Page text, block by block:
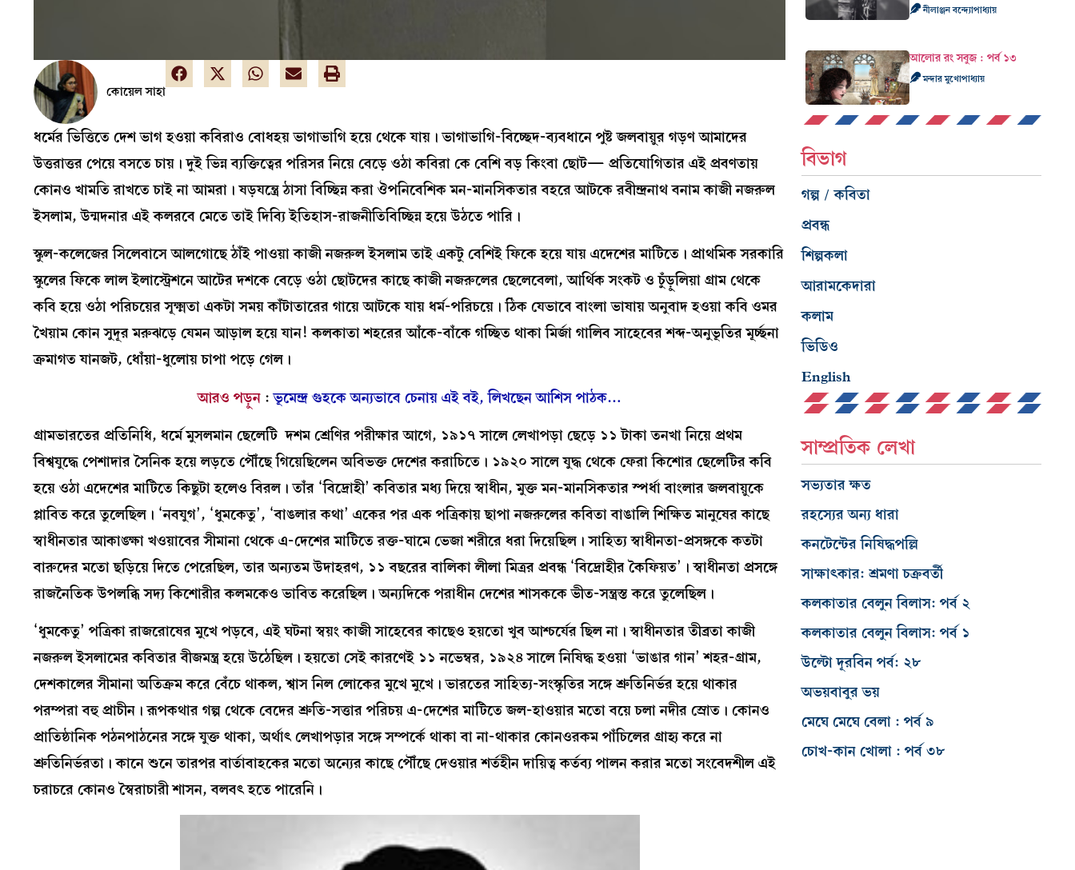
কোয়েল সাহা
ধর্মের ভিত্তিতে দেশ ভাগ হওয়া কবিরাও বোধহয় ভাগাভাগি হয়ে থেকে যায়। ভাগাভাগি-বিচ্ছেদ-ব্যবধানে পুষ্ট জলবায়ুর গড়ণ আমাদের
উত্তরাত্তর পেয়ে বসতে চায়। দুই ভিন্ন ব্যক্তিত্বের পরিসর নিয়ে বেড়ে ওঠা কবিরা কে বেশি বড় কিংবা ছোট— প্রতিযোগিতার এই প্রবণতায়
কোনও খামতি রাখতে চাই না আমরা। ষড়যন্ত্রে ঠাসা বিচ্ছিন্ন করা ঔপনিবেশিক মন-মানসিকতার বহরে আটকে রবীন্দ্রনাথ বনাম কাজী নজরুল
ইসলাম, উন্মদনার এই কলরবে মেতে তাই দিব্যি ইতিহাস-রাজনীতিবিচ্ছিন্ন হয়ে উঠতে পারি।
স্কুল-কলেজের সিলেবাসে আলগোছে ঠাঁই পাওয়া কাজী নজরুল ইসলাম তাই একটু বেশিই ফিকে হয়ে যায় এদেশের মাটিতে। প্রাথমিক সরকারি
স্কুলের ফিকে লাল ইলাস্ট্রেশনে আটের দশকে বেড়ে ওঠা ছোটদের কাছে কাজী নজরুলের ছেলেবেলা, আর্থিক সংকট ও চুঁড়ুলিয়া গ্রাম থেকে
কবি হয়ে ওঠা পরিচয়ের সূক্ষ্মতা একটা সময় কাঁটাতারের গায়ে আটকে যায় ধর্ম-পরিচয়ে। ঠিক যেভাবে বাংলা ভাষায় অনুবাদ হওয়া কবি ওমর
খৈয়াম কোন সুদূর মরুঝড়ে যেমন আড়াল হয়ে যান! কলকাতা শহরের আঁকে-বাঁকে গচ্ছিত থাকা মির্জা গালিব সাহেবের শব্দ-অনুভূতির মূর্চ্ছনা
ক্রমাগত যানজট, ধোঁয়া-ধুলোয় চাপা পড়ে গেল।
আরও পড়ুন :ভূমেন্দ্র গুহকে অন্যভাবে চেনায় এই বই, লিখছেন আশিস পাঠক…
গ্রামভারতের প্রতিনিধি, ধর্মে মুসলমান ছেলেটি দশম শ্রেণির পরীক্ষার আগে, ১৯১৭ সালে লেখাপড়া ছেড়ে ১১ টাকা তনখা নিয়ে প্রথম
বিশ্বযুদ্ধে পেশাদার সৈনিক হয়ে লড়তে পৌঁছে গিয়েছিলেন অবিভক্ত দেশের করাচিতে। ১৯২০ সালে যুদ্ধ থেকে ফেরা কিশোর ছেলেটির কবি
হয়ে ওঠা এদেশের মাটিতে কিছুটা হলেও বিরল। তাঁর ‘বিদ্রোহী’ কবিতার মধ্য দিয়ে স্বাধীন, মুক্ত মন-মানসিকতার স্পর্ধা বাংলার জলবায়ুকে
প্লাবিত করে তুলেছিল। ‘নবযুগ’, ‘ধুমকেতু’, ‘বাঙলার কথা’ একের পর এক পত্রিকায় ছাপা নজরুলের কবিতা বাঙালি শিক্ষিত মানুষের কাছে
স্বাধীনতার আকাঙ্ক্ষা খওয়াবের সীমানা থেকে এ-দেশের মাটিতে রক্ত-ঘামে ভেজা শরীরে ধরা দিয়েছিল। সাহিত্য স্বাধীনতা-প্রসঙ্গকে কতটা
বারুদের মতো ছড়িয়ে দিতে পেরেছিল, তার অন্যতম উদাহরণ, ১১ বছরের বালিকা লীলা মিত্রর প্রবন্ধ ‘বিদ্রোহীর কৈফিয়ত’। স্বাধীনতা প্রসঙ্গে
রাজনৈতিক উপলব্ধি সদ্য কিশোরীর কলমকেও ভাবিত করেছিল। অন্যদিকে পরাধীন দেশের শাসককে ভীত-সন্ত্রস্ত করে তুলেছিল।
‘ধুমকেতু’ পত্রিকা রাজরোষের মুখে পড়বে, এই ঘটনা স্বয়ং কাজী সাহেবের কাছেও হয়তো খুব আশ্চর্যের ছিল না। স্বাধীনতার তীব্রতা কাজী
নজরুল ইসলামের কবিতার বীজমন্ত্র হয়ে উঠেছিল। হয়তো সেই কারণেই ১১ নভেম্বর, ১৯২৪ সালে নিষিদ্ধ হওয়া ‘ভাঙার গান’ শহর-গ্রাম,
দেশকালের সীমানা অতিক্রম করে বেঁচে থাকল, শ্বাস নিল লোকের মুখে মুখে। ভারতের সাহিত্য-সংস্কৃতির সঙ্গে শ্রুতিনির্ভর হয়ে থাকার
পরম্পরা বহু প্রাচীন। রূপকথার গল্প থেকে বেদের শ্রুতি-সত্তার পরিচয় এ-দেশের মাটিতে জল-হাওয়ার মতো বয়ে চলা নদীর স্রোত। কোনও
প্রাতিষ্ঠানিক পঠনপাঠনের সঙ্গে যুক্ত থাকা, অর্থাৎ লেখাপড়ার সঙ্গে সম্পর্কে থাকা বা না-থাকার কোনওরকম পাঁচিলের গ্রাহ্য করে না
শ্রুতিনির্ভরতা। কানে শুনে তারপর বার্তাবাহকের মতো অন্যের কাছে পৌঁছে দেওয়ার শর্তহীন দায়িত্ব কর্তব্য পালন করার মতো সংবেদশীল এই
চরাচরে কোনও স্বৈরাচারী শাসন, বলবৎ হতে পারেনি।
নীলাঞ্জন বন্দ্যোপাধ্যায়
আলোর রং সবুজ : পর্ব ১৩
মন্দার মুখোপাধ্যায়
বিভাগ
গল্প / কবিতা
প্রবন্ধ
শিল্পকলা
আরামকেদারা
কলাম
ভিডিও
English
সাম্প্রতিক লেখা
সভ্যতার ক্ষত
রহস্যের অন্য ধারা
কনটেন্টের নিষিদ্ধপল্লি
সাক্ষাৎকার: শ্রমণা চক্রবর্তী
কলকাতার বেলুন বিলাস: পর্ব ২
কলকাতার বেলুন বিলাস: পর্ব ১
উল্টো দূরবিন পর্ব: ২৮
অভয়বাবুর ভয়
মেঘে মেঘে বেলা : পর্ব ৯
চোখ-কান খোলা : পর্ব ৩৮